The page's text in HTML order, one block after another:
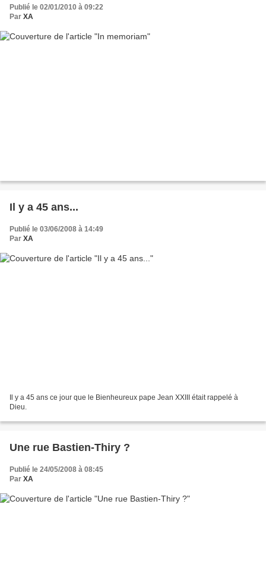
Publié le 02/01/2010 à 09:22
Par XA
Il y a 45 ans...
Publié le 03/06/2008 à 14:49
Par XA
Il y a 45 ans ce jour que le Bienheureux pape Jean XXIII était rappelé à
Dieu.
Une rue Bastien-Thiry ?
Publié le 24/05/2008 à 08:45
Par XA